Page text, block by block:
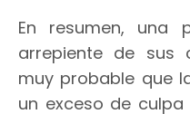
En resumen, una
arrepiente de sus
muy probable que
un exceso de